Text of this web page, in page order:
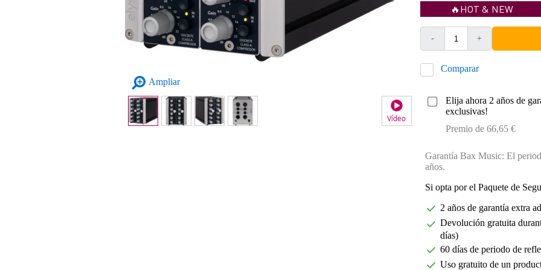
Ampliar
Vídeo
🔥HOT & NEW
- +
Comparar
Elija ahora 2 años de
exclusivas!
Premio de 66,65 €
Garantía Bax Music: El
años.
Si opta por el Paquete de
2 años de garantía extra
Devolución gratuita
días)
60 días de periodo de
Uso gratuito de un